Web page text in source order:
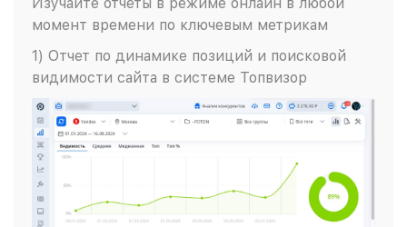
момент времени по ключевым метрикам
1) Отчет по динамике позиций и поисковой
видимости сайта в системе Топвизор